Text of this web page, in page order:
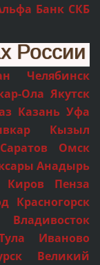
Банк СКБ
России
Челябинск
Ола Якутск
Казань Уфа
Кызыл
Омск
Анадырь
Киров Пенза
Иваново
Великий